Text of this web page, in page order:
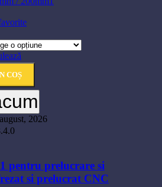
pentru prelucrare si prototipare, usor
COȘ
2026
pentru prelucrare si
si prelucrat CNC